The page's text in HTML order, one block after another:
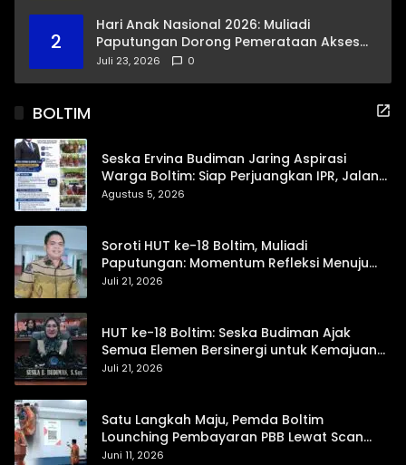
2
Hari Anak Nasional 2026: Muliadi
Paputungan Dorong Pemerataan Akses
Pendidikan dan Proteksi Digital Anak Sulut
Juli 23, 2026 0
BOLTIM
Seska Ervina Budiman Jaring Aspirasi
Warga Boltim: Siap Perjuangkan IPR, Jalan
Trans, hingga Pemasaran UMKM
Agustus 5, 2026
Soroti HUT ke-18 Boltim, Muliadi
Paputungan: Momentum Refleksi Menuju
Daerah Mandiri dan Berdaya Saing
Juli 21, 2026
HUT ke-18 Boltim: Seska Budiman Ajak
Semua Elemen Bersinergi untuk Kemajuan
Daerah
Juli 21, 2026
Satu Langkah Maju, Pemda Boltim
Lounching Pembayaran PBB Lewat Scan
Qris
Juni 11, 2026